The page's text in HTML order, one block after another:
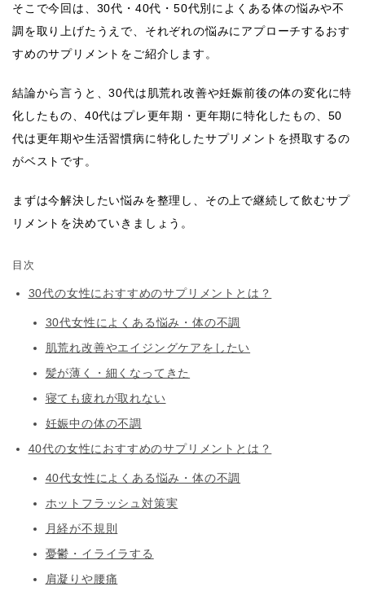
そこで今回は、30代・40代・50代別によくある体の悩みや不
調を取り上げたうえで、それぞれの悩みにアプローチするおす
すめのサプリメントをご紹介します。
結論から言うと、30代は肌荒れ改善や妊娠前後の体の変化に特
化したもの、40代はプレ更年期・更年期に特化したもの、50
代は更年期や生活習慣病に特化したサプリメントを摂取するの
がベストです。
まずは今解決したい悩みを整理し、その上で継続して飲むサプ
リメントを決めていきましょう。
目次
30代の女性におすすめのサプリメントとは？
30代女性によくある悩み・体の不調
肌荒れ改善やエイジングケアをしたい
髪が薄く・細くなってきた
寝ても疲れが取れない
妊娠中の体の不調
40代の女性におすすめのサプリメントとは？
40代女性によくある悩み・体の不調
ホットフラッシュ対策実
月経が不規則
憂鬱・イライラする
肩凝りや腰痛